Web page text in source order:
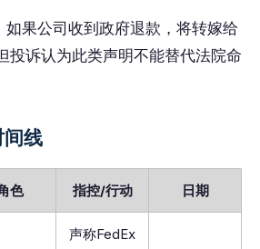
如果公司收到政府退款，将转嫁给
投诉认为此类声明不能替代法院命
间线
色 指控/行动 日期
声称FedEx